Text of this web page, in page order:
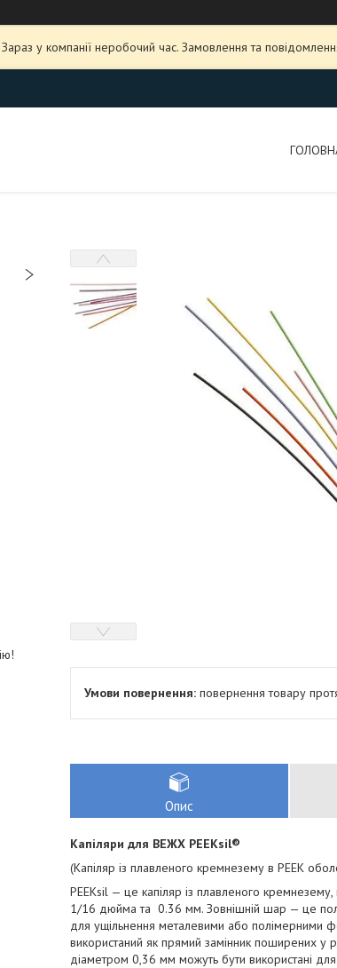
Зараз у компанії неробочий час. Замовлення та
повернення товару
Опис
Капіляри для ВЕЖХ PEEKsil®
(Капіляр із плавленого кремнезему в PEEK
PEEKsil — це капіляр із плавленого
1/16 дюйма та 0.36 мм. Зовнішній шар — це
для ущільнення металевими або полімерними
використаний як прямий замінник поширених у
діаметром 0,36 мм можуть бути використані